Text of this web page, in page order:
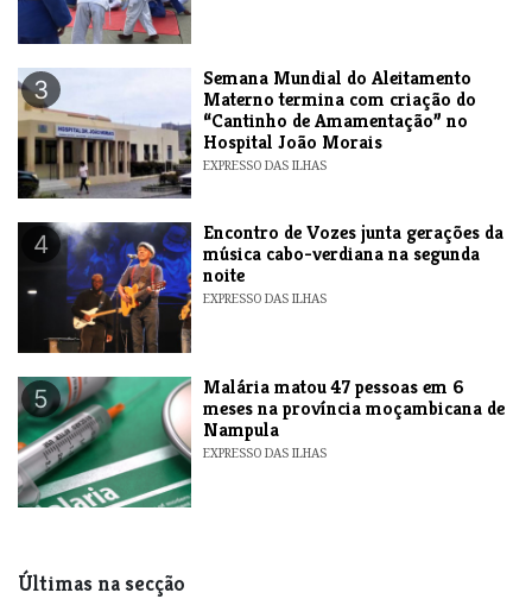
3
Semana Mundial do Aleitamento
Materno termina com criação do
“Cantinho de Amamentação” no
Hospital João Morais
EXPRESSO DAS ILHAS
4
Encontro de Vozes junta gerações da
música cabo-verdiana na segunda
noite
EXPRESSO DAS ILHAS
5
​Malária matou 47 pessoas em 6
meses na província moçambicana de
Nampula
EXPRESSO DAS ILHAS
Últimas na secção